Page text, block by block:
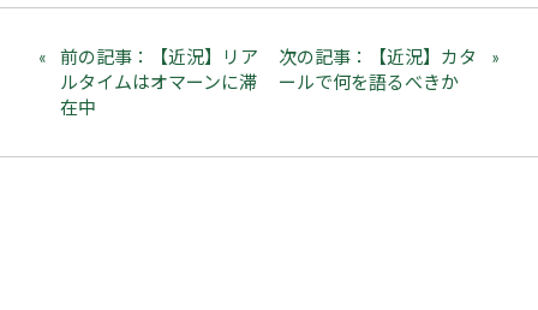
前の記事：【近況】リア
ルタイムはオマーンに滞
在中
次の記事：【近況】カタ
ールで何を語るべきか